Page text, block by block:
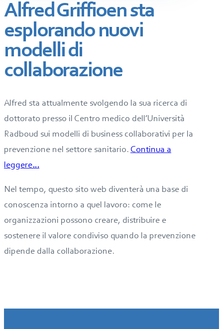
Alfred Griffioen sta
esplorando nuovi
modelli di
collaborazione
Alfred sta attualmente svolgendo la sua ricerca di
dottorato presso il Centro medico dell’Università
Radboud sui modelli di business collaborativi per la
prevenzione nel settore sanitario. Continua a
leggere…
Nel tempo, questo sito web diventerà una base di
conoscenza intorno a quel lavoro: come le
organizzazioni possono creare, distribuire e
sostenere il valore condiviso quando la prevenzione
dipende dalla collaborazione.